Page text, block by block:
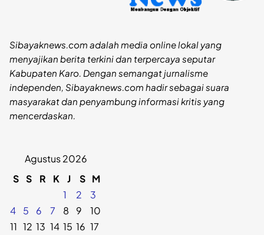
Sibayaknews.com adalah media online lokal yang
menyajikan berita terkini dan terpercaya seputar
Kabupaten Karo. Dengan semangat jurnalisme
independen, Sibayaknews.com hadir sebagai suara
masyarakat dan penyambung informasi kritis yang
mencerdaskan.
Agustus 2026
S S R K J S M
1
2
3
4
5 6 7 8 9
10
11 12 13 14 15 16 17